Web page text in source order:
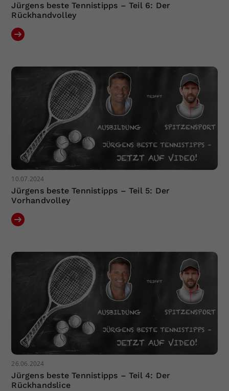
Jürgens beste Tennistipps – Teil 6: Der
Rückhandvolley
10.07.2024
Jürgens beste Tennistipps – Teil 5: Der
Vorhandvolley
26.06.2024
Jürgens beste Tennistipps – Teil 4: Der
Rückhandslice